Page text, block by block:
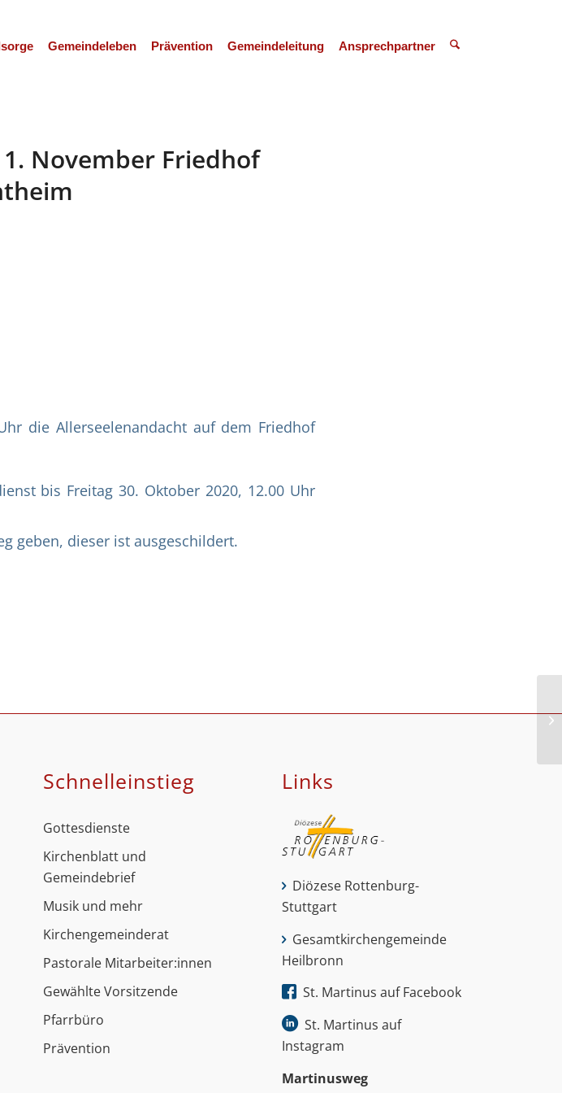
Gemeindeleben Prävention Gemeindeleitung Ansprechpartner
November Friedhof
die Allerseelenandacht auf dem Friedhof
bis Freitag 30. Oktober 2020, 12.00 Uhr
geben, dieser ist ausgeschildert.
Schnell­einstieg
Gottesdienste
Kirchenblatt und
Gemeindebrief
Musik und mehr
Kirchengemeinderat
Pastorale Mitarbeiter:innen
Gewählte Vorsitzende
Pfarrbüro
Prävention
Links
Diözese Rottenburg-
Stuttgart
Gesamtkirchengemeinde
Heilbronn
St. Martinus auf Facebook
St. Martinus auf
Instagram
Martinus­weg